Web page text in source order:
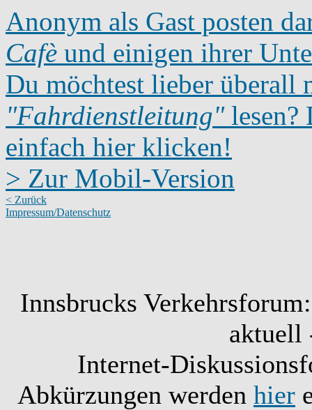
Anonym als Gast posten
Cafè und einigen ihrer
Du möchtest lieber überall
"Fahrdienstleitung"lesen?
einfach hier klicken!
> Zur Mobil-Version
< Zurück
Impressum/Datenschutz
Innsbrucks
Internet-
Abkürzungen werden hier